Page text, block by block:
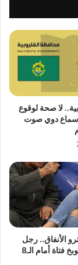
لا صحة لوقوع
سماع دوي صوت
الأنفاق.. رجل
مسن صعيدي يوبخ فتاة أمام الـ8